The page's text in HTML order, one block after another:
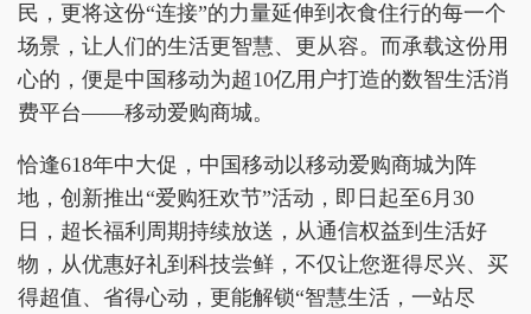
民，更将这份“连接”的力量延伸到衣食住行的每一个
场景，让人们的生活更智慧、更从容。而承载这份用
心的，便是中国移动为超10亿用户打造的数智生活消
费平台——移动爱购商城。
恰逢618年中大促，中国移动以移动爱购商城为阵
地，创新推出“爱购狂欢节”活动，即日起至6月30
日，超长福利周期持续放送，从通信权益到生活好
物，从优惠好礼到科技尝鲜，不仅让您逛得尽兴、买
得超值、省得心动，更能解锁“智慧生活，一站尽